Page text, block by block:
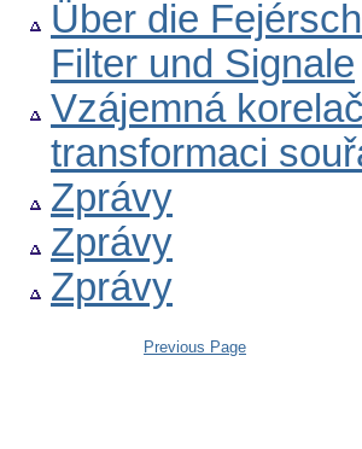
Über die
Filter und Signale
Vzájemná
transformaci
Zprávy
Zprávy
Zprávy
Previous Page